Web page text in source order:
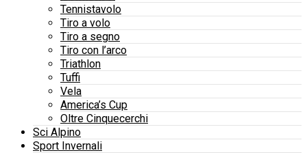
Tennistavolo
Tiro a volo
Tiro a segno
Tiro con l’arco
Triathlon
Tuffi
Vela
America’s Cup
Oltre Cinquecerchi
Sci Alpino
Sport Invernali